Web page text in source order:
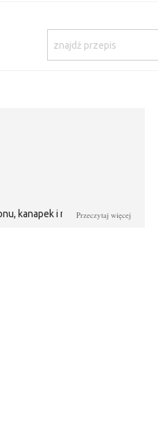
kanapek i mięsa.Przeczytaj więcej